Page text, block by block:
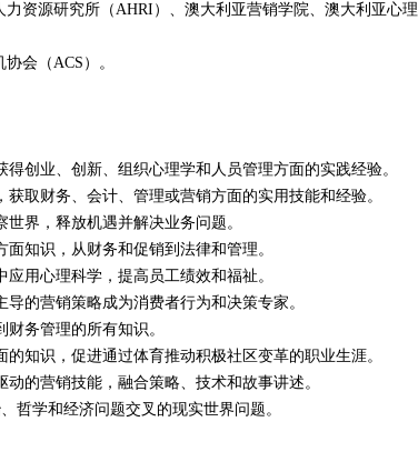
资源研究所（AHRI）、澳大利亚营销学院、澳大利亚心理
会（ACS）。
创业、创新、组织心理学和人员管理方面的实践经验。
取财务、会计、管理或营销方面的实用技能和经验。
界，释放机遇并解决业务问题。
知识，从财务和促销到法律和管理。
用心理科学，提高员工绩效和福祉。
的营销策略成为消费者行为和决策专家。
务管理的所有知识。
知识，促进通过体育推动积极社区变革的职业生涯。
的营销技能，融合策略、技术和故事讲述。
哲学和经济问题交叉的现实世界问题。